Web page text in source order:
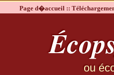
Page d�accueil ::
ou